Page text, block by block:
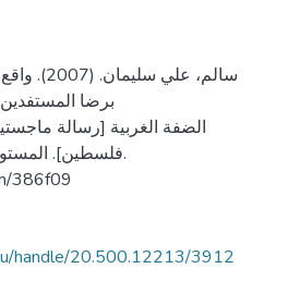
سالم، علي
برضا
الضفة الغربية [رسالة
فلسطين].
386f09
handle/20.500.12213/3912